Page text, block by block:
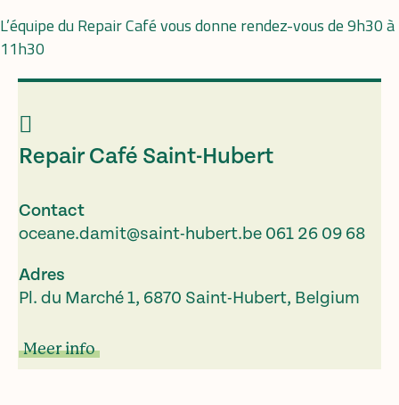
L’équipe du Repair Café vous donne rendez-vous de 9h30 à
11h30
Repair Café Saint-Hubert
Contact
oceane.damit@saint-hubert.be 061 26 09 68
Adres
Pl. du Marché 1, 6870 Saint-Hubert, Belgium
Meer info